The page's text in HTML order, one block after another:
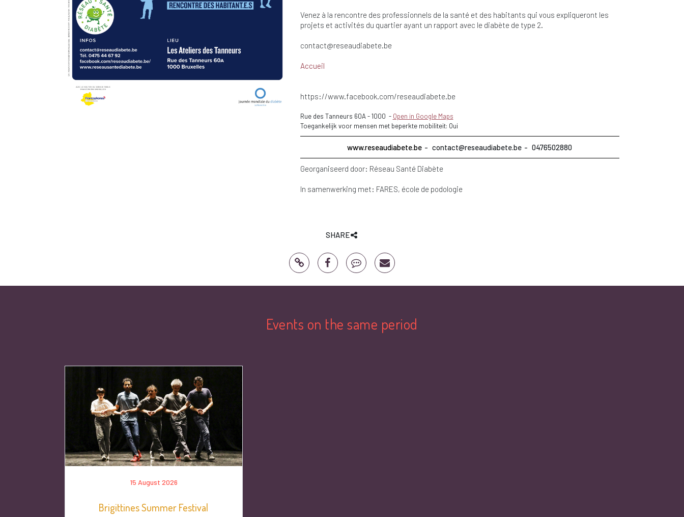
Venez à la rencontre des professionnels de la santé et des habitants qui vous expliqueront les
projets et activités du quartier ayant un rapport avec le diabète de type 2.
contact@reseaudiabete.be
Accueil
https://www.facebook.com/reseaudiabete.be
Rue des Tanneurs 60A- 1000 - Open in Google Maps
Toegankelijk voor mensen met beperkte mobiliteit: Oui
www.reseaudiabete.be contact@reseaudiabete.be 0476502880
Georganiseerd door: Réseau Santé Diabète
In samenwerking met: FARES école de podologie
SHARE
Events on the same period
15 August 2026
Brigittines Summer Festival